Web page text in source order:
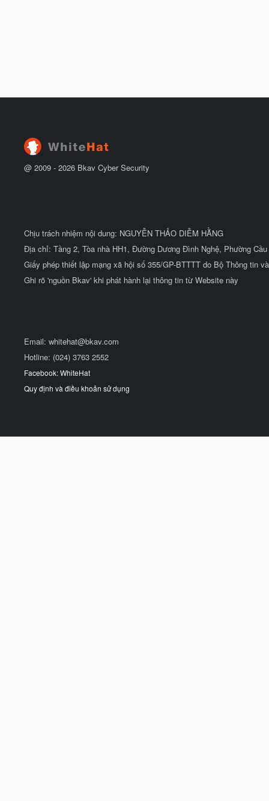
@ 2009 - 2026 Bkav Cyber Security
Chịu trách nhiệm nội dung: NGUYỄN THẢO DIỄM HẰNG
Địa chỉ: Tầng 2, Tòa nhà HH1, Đường Dương Đình Nghệ, Phường
Giấy phép thiết lập mạng xã hội số 355/GP-BTTTT do Bộ Thông tin
Ghi rõ 'nguồn Bkav' khi phát hành lại thông tin từ Website này
Email: whitehat@bkav.com
Hotline: (024) 3763 2552
Facebook: WhiteHat
Quy định và điều khoản sử dụng